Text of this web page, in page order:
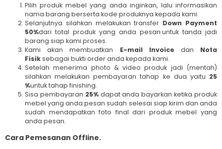
Pilih produk mebel yang anda inginkan, lalu informasikan
nama barang berserta kode produknya kepada kami.
Selanjutnya silahkan melakukan transfer Down Payment
50%dari total produk yang anda pesan.untuk tanda jadi
barang siap kami proses.
Kami akan membuatkan E-mail Invoice dan Nota
Fisiksebagai bukti order anda kepada kami.
Setelah menerima photo & video produk jadi (mentah)
silahkan melakukan pembayaran tahap ke dua yaitu 25
%untuk tahap finishing.
Sisa pembayaran 25% dapat anda bayarkan ketika produk
mebel yang anda pesan sudah selesai siap kirim dan anda
sudah mendapatkan foto final dari produk mebel yang
anda pesan.
Cara Pemesanan Offline.